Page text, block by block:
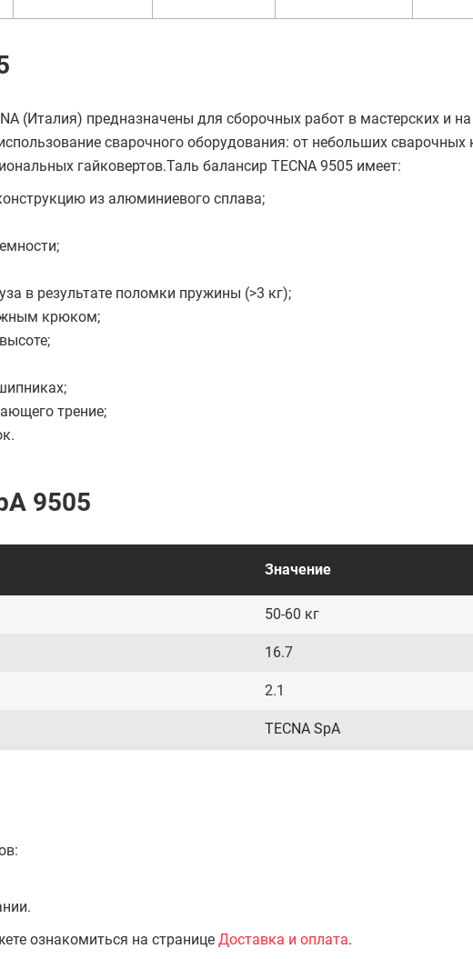
(Италия) предназначены для сборочных работ в мастерских и на
сварочного оборудования: от небольших сварочных
гайковертов.Таль балансир TECNA 9505 имеет:
из алюминиевого сплава;
в результате поломки пружины (>3 кг);
крюком;
трение;
9505
Значение
50-60 кг
16.7
2.1
TECNA SpA
ознакомиться на странице Доставка и оплата.